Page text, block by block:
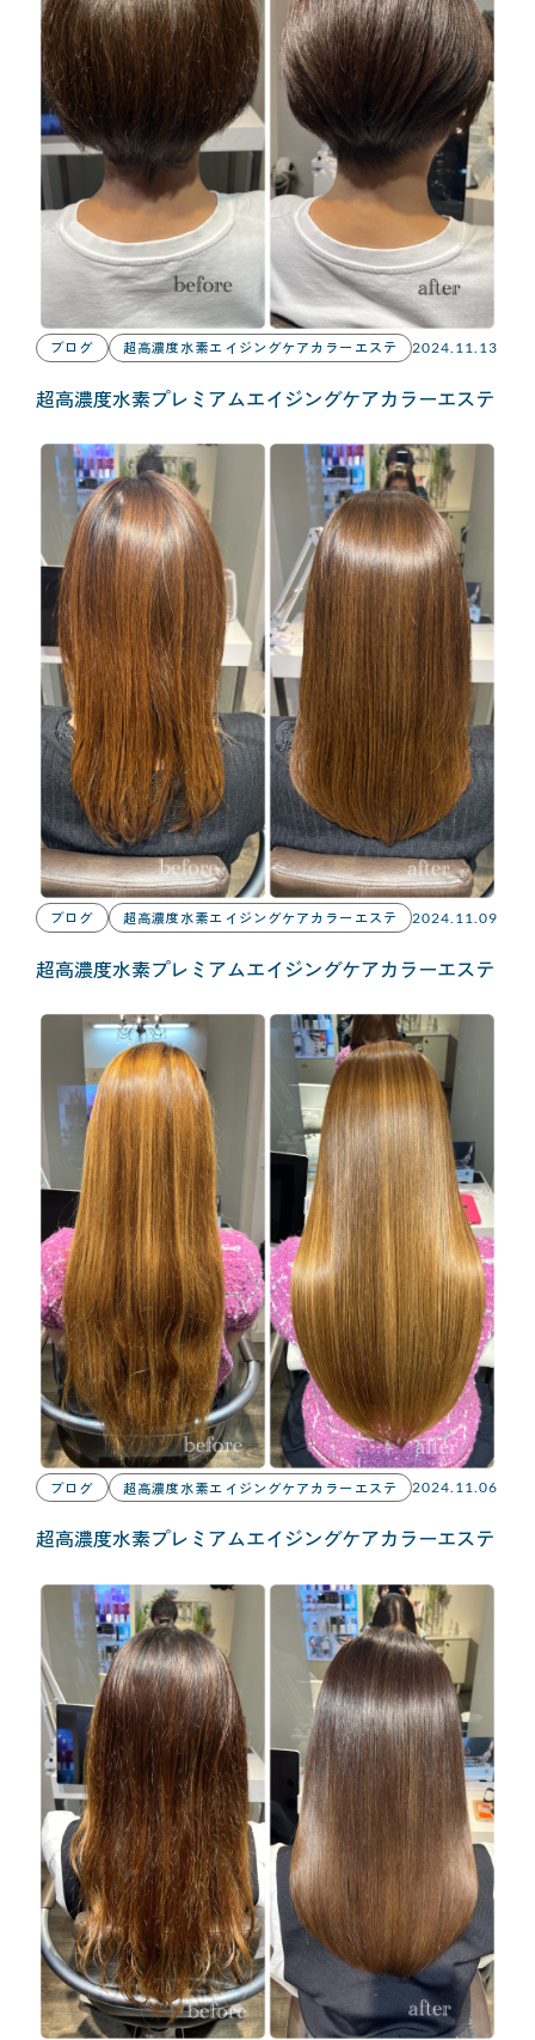
ブログ 超高濃度水素エイジングケアカラーエステ 2024.11.13
超高濃度水素プレミアムエイジングケアカラーエステ
ブログ 超高濃度水素エイジングケアカラーエステ 2024.11.09
超高濃度水素プレミアムエイジングケアカラーエステ
ブログ 超高濃度水素エイジングケアカラーエステ 2024.11.06
超高濃度水素プレミアムエイジングケアカラーエステ